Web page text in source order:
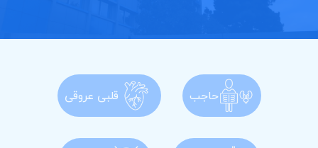
حاجب قلبی عروقی